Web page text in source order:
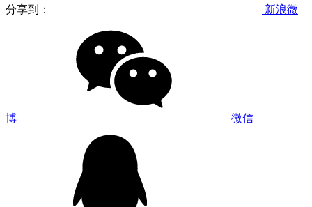
分享到： 新浪微
博 微信